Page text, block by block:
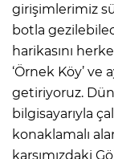
girişimlerimiz
botla
harikasını
‘Örnek Köy’ ve
getiriyoruz.
bilgisayarıyla
konaklamalı
karşımızdaki